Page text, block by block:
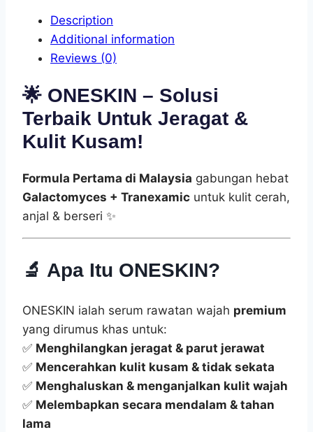
Description
Additional information
Reviews (0)
🌟 ONESKIN – Solusi
Terbaik Untuk Jeragat &
Kulit Kusam!
Formula Pertama di Malaysia gabungan hebat
Galactomyces + Tranexamic untuk kulit cerah,
anjal & berseri ✨
🔬 Apa Itu ONESKIN?
ONESKIN ialah serum rawatan wajah premium
yang dirumus khas untuk:
✅ Menghilangkan jeragat & parut jerawat
✅ Mencerahkan kulit kusam & tidak sekata
✅ Menghaluskan & menganjalkan kulit wajah
✅ Melembapkan secara mendalam & tahan
lama